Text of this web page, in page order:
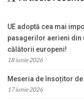
UE adoptă cea mai
pasagerilor aerieni din
călătorii europeni!
18 iunie 2026
Meseria de însoțitor
17 iunie 2026